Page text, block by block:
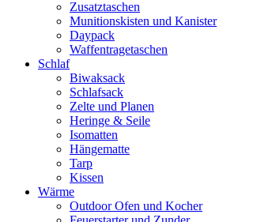
Zusatztaschen
Munitionskisten und Kanister
Daypack
Waffentragetaschen
Schlaf
Biwaksack
Schlafsack
Zelte und Planen
Heringe & Seile
Isomatten
Hängematte
Tarp
Kissen
Wärme
Outdoor Ofen und Kocher